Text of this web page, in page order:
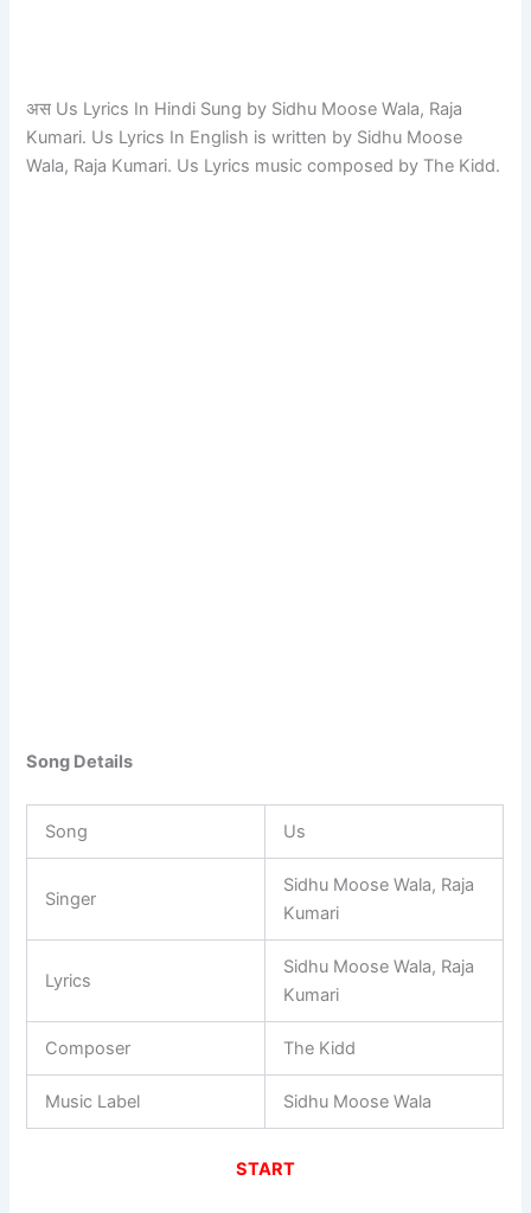
अस Us Lyrics In Hindi Sung by Sidhu Moose Wala, Raja
Kumari. Us Lyrics In English is written by Sidhu Moose
Wala, Raja Kumari. Us Lyrics music composed by The Kidd.
Song Details
Song Us
Singer
Sidhu Moose Wala, Raja
Kumari
Lyrics
Sidhu Moose Wala, Raja
Kumari
Composer The Kidd
Music Label Sidhu Moose Wala
START